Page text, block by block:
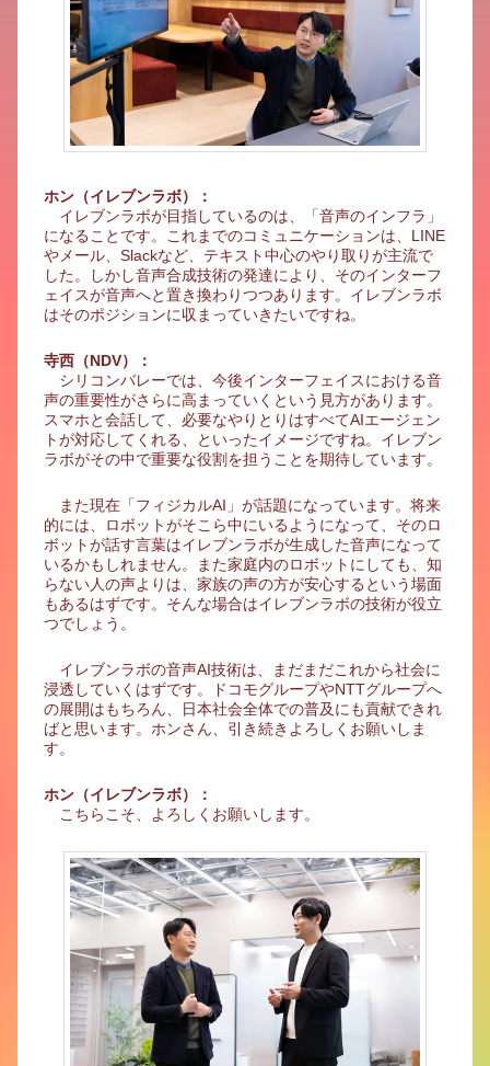
ホン（イレブンラボ）：
イレブンラボが目指しているのは、「音声のインフラ」
になることです。これまでのコミュニケーションは、LINE
やメール、Slackなど、テキスト中心のやり取りが主流で
した。しかし音声合成技術の発達により、そのインターフ
ェイスが音声へと置き換わりつつあります。イレブンラボ
はそのポジションに収まっていきたいですね。
寺西（NDV）：
シリコンバレーでは、今後インターフェイスにおける音
声の重要性がさらに高まっていくという見方があります。
スマホと会話して、必要なやりとりはすべてAIエージェン
トが対応してくれる、といったイメージですね。イレブン
ラボがその中で重要な役割を担うことを期待しています。
また現在「フィジカルAI」が話題になっています。将来
的には、ロボットがそこら中にいるようになって、そのロ
ボットが話す言葉はイレブンラボが生成した音声になって
いるかもしれません。また家庭内のロボットにしても、知
らない人の声よりは、家族の声の方が安心するという場面
もあるはずです。そんな場合はイレブンラボの技術が役立
つでしょう。
イレブンラボの音声AI技術は、まだまだこれから社会に
浸透していくはずです。ドコモグループやNTTグループへ
の展開はもちろん、日本社会全体での普及にも貢献できれ
ばと思います。ホンさん、引き続きよろしくお願いしま
す。
ホン（イレブンラボ）：
こちらこそ、よろしくお願いします。